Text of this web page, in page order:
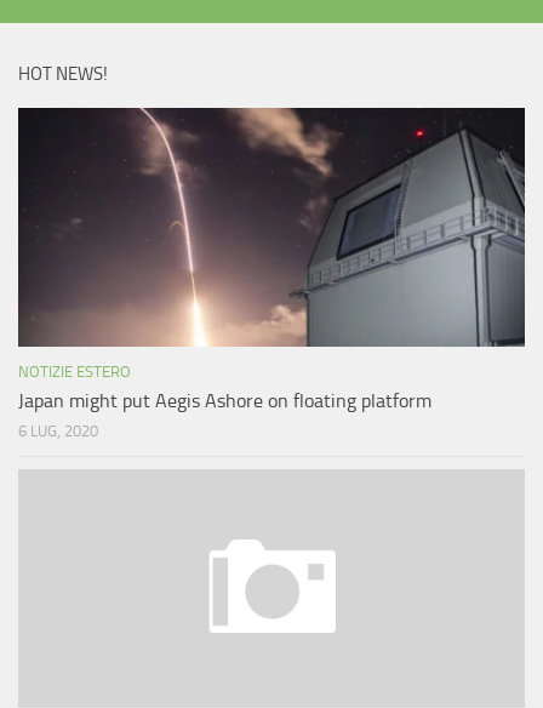
HOT NEWS!
NOTIZIE ESTERO
Japan might put Aegis Ashore on floating platform
6 LUG, 2020